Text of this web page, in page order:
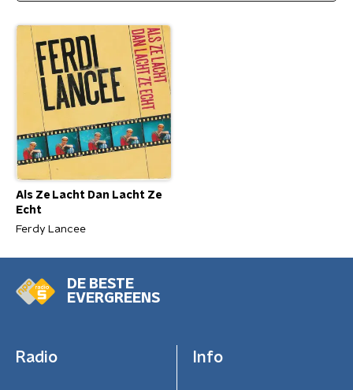
Als Ze Lacht Dan Lacht Ze
Echt
Ferdy Lancee
DE BESTE
EVERGREENS
Radio Info